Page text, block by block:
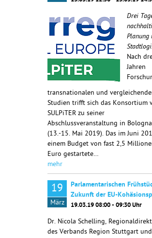
Drei
Planung
Nach
Jahren
transnationalen und
Studien trifft sich das Konsortium
SULPiTER zu seiner
Abschlussveranstaltung in Bologna
(13.-15. Mai 2019). Das im Juni
einem Budget von fast 2,5
Euro gestartete…
mehr
19
März
Parlamentarischen
Zukunft der EU-
19.03.19 08:00 - 09:30 Uhr
Dr. Nicola Schelling,
des Verbands Region Stuttgart und